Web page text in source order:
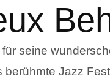
seine
berühmte Jazz